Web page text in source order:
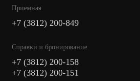
Приемная
+7 (3812) 200-849
Cправки и бронирование
+7 (3812) 200-158
+7 (3812) 200-151